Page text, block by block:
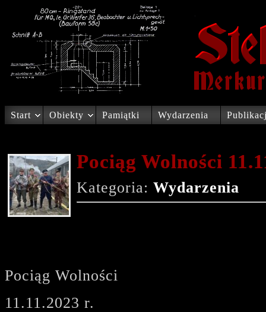
Start Obiekty Pamiątki Wydarzenia
Pociąg Wolności
Kategoria: Wydarzenia
Pociąg Wolności
11.11.2023 r.